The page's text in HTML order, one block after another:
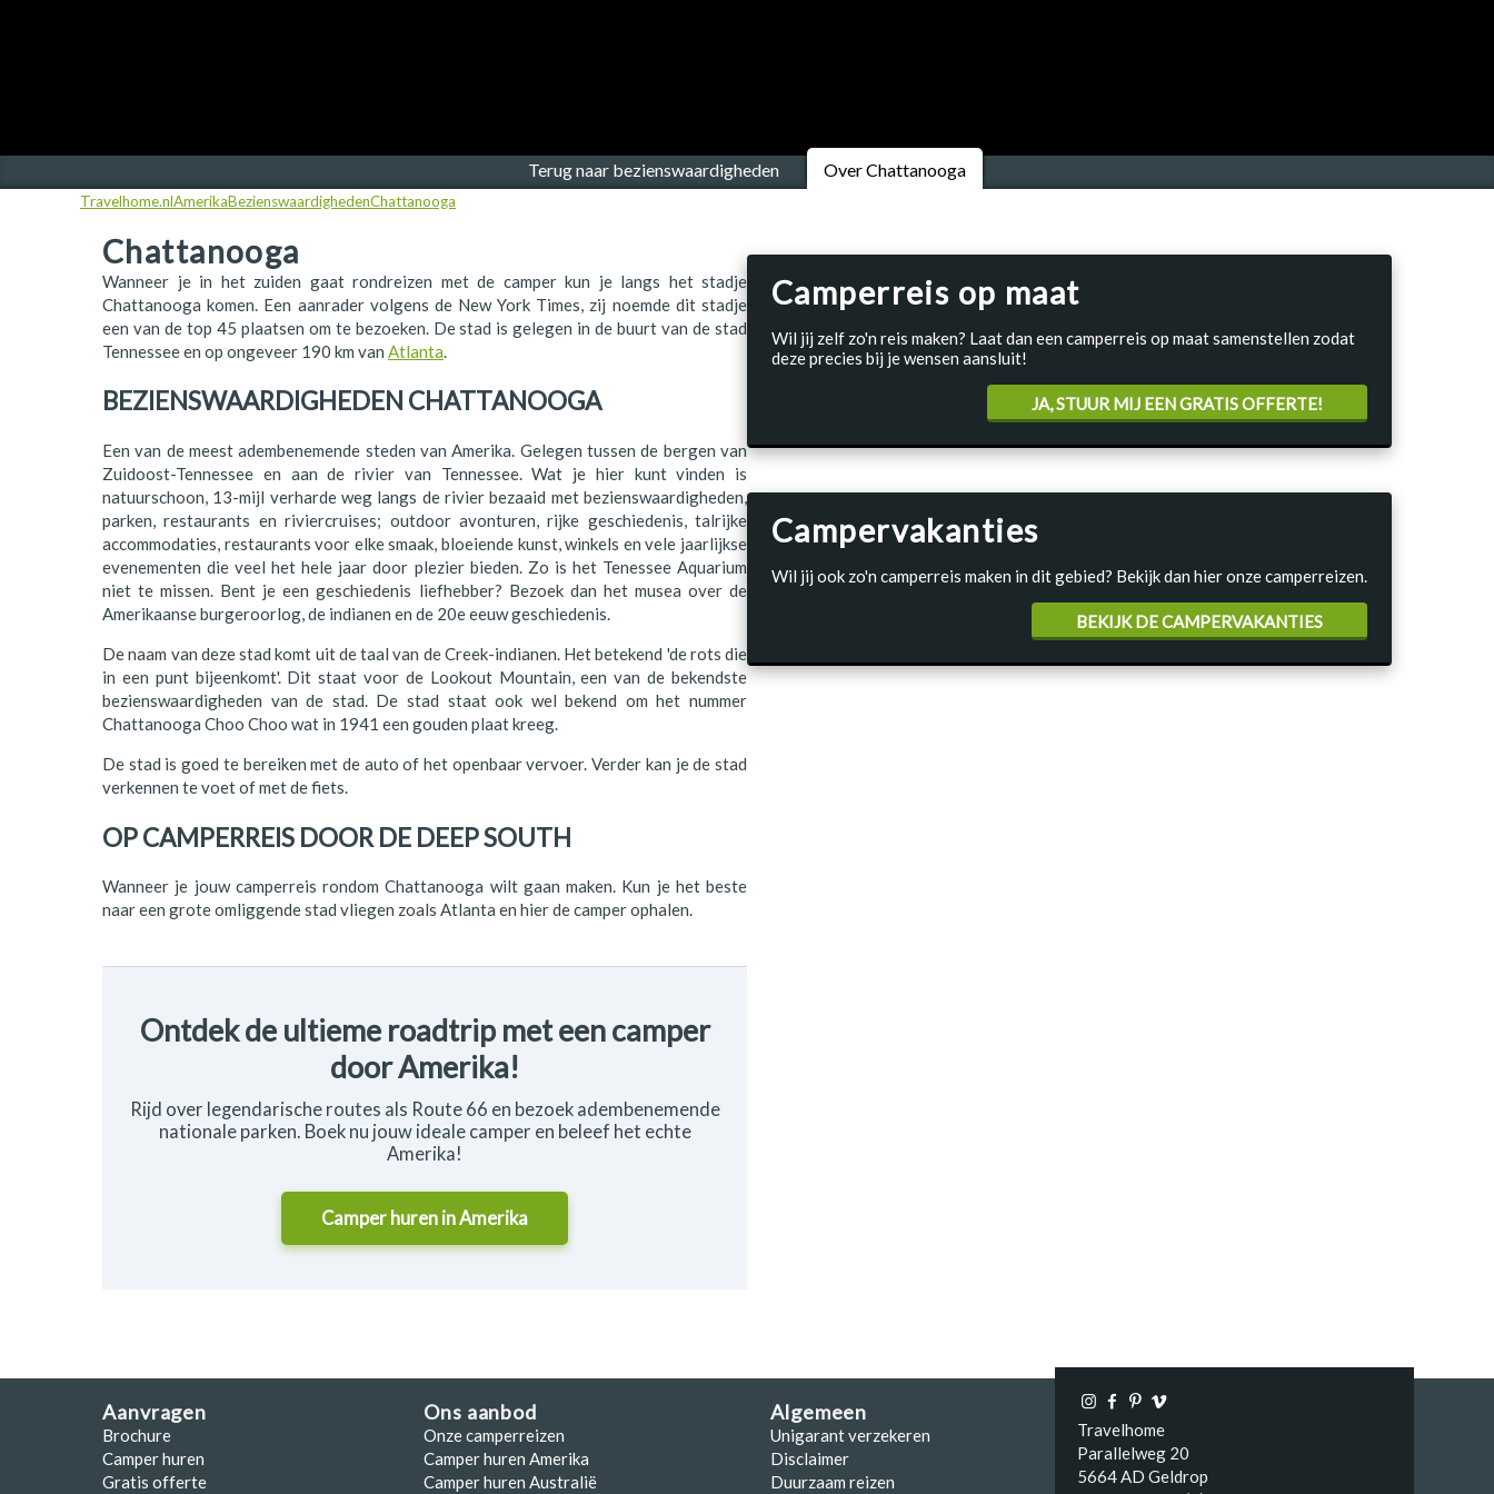
IJsland
Noorwegen
Schotland
Zuid-Afrika
Zwitserland
Terug naar bezienswaardigheden Over Chattanooga
Travelhome.nlAmerikaBezienswaardighedenChattanooga
Chattanooga
Wanneer je in het zuiden gaat rondreizen met de camper kun je langs het stadje
Chattanooga komen. Een aanrader volgens de New York Times, zij noemde dit stadje
een van de top 45 plaatsen om te bezoeken. De stad is gelegen in de buurt van de stad
Tennessee en op ongeveer 190 km van Atlanta.
BEZIENSWAARDIGHEDEN CHATTANOOGA
Een van de meest adembenemende steden van Amerika. Gelegen tussen de bergen van
Zuidoost-Tennessee en aan de rivier van Tennessee. Wat je hier kunt vinden is
natuurschoon, 13-mijl verharde weg langs de rivier bezaaid met bezienswaardigheden,
parken, restaurants en riviercruises; outdoor avonturen, rijke geschiedenis, talrijke
accommodaties, restaurants voor elke smaak, bloeiende kunst, winkels en vele jaarlijkse
evenementen die veel het hele jaar door plezier bieden. Zo is het Tenessee Aquarium
niet te missen. Bent je een geschiedenis liefhebber? Bezoek dan het musea over de
Amerikaanse burgeroorlog, de indianen en de 20e eeuw geschiedenis.
De naam van deze stad komt uit de taal van de Creek-indianen. Het betekend 'de rots die
in een punt bijeenkomt'. Dit staat voor de Lookout Mountain, een van de bekendste
bezienswaardigheden van de stad. De stad staat ook wel bekend om het nummer
Chattanooga Choo Choo wat in 1941 een gouden plaat kreeg.
De stad is goed te bereiken met de auto of het openbaar vervoer. Verder kan je de stad
verkennen te voet of met de fiets.
OP CAMPERREIS DOOR DE DEEP SOUTH
Wanneer je jouw camperreis rondom Chattanooga wilt gaan maken. Kun je het beste
naar een grote omliggende stad vliegen zoals Atlanta en hier de camper ophalen.
Ontdek de ultieme roadtrip met een camper
door Amerika!
Rijd over legendarische routes als Route 66 en bezoek adembenemende
nationale parken. Boek nu jouw ideale camper en beleef het echte
Amerika!
Camper huren inAmerika
Camperreis op maat
Wil jij zelf zo'n reis maken? Laat dan een camperreis op maat samenstellen zodat
deze precies bij je wensen aansluit!
JA, STUUR MIJ EEN GRATIS OFFERTE!
Campervakanties
Wil jij ook zo'n camperreis maken in dit gebied? Bekijk dan hier onze camperreizen.
BEKIJK DE CAMPERVAKANTIES
Aanvragen
Brochure
Camper huren
Gratis offerte
Ons aanbod
Onze camperreizen
Camper huren Amerika
Camper huren Australië
Algemeen
Unigarant verzekeren
Disclaimer
Duurzaam reizen
Travelhome
Parallelweg 20
5664 AD Geldrop